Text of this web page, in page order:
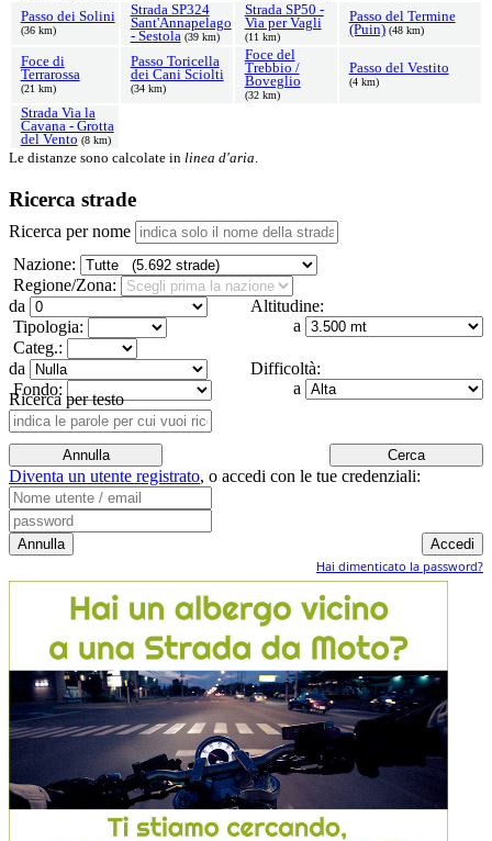
Passo dei Solini
(36 km)
Strada SP324
Sant'Annapelago
- Sestola (39 km)
Strada SP50 -
Via per Vagli
(11 km)
Passo del Termine
(Puin) (48 km)
Foce di
Terrarossa
(21 km)
Passo Toricella
dei Cani Sciolti
(34 km)
Foce del
Trebbio /
Boveglio
(32 km)
Passo del Vestito
(4 km)
Strada Via la
Cavana - Grotta
del Vento (8 km)
Le distanze sono calcolate in linea d'aria.
Ricerca strade
Ricerca per nome
Nazione:
Regione/Zona:
Altitudine:
da
a
Tipologia:
Categ.:
Difficoltà:
da
a
Fondo:
Ricerca per testo
Diventa un utente registrato, o accedi con le tue credenziali:
Hai dimenticato la password?